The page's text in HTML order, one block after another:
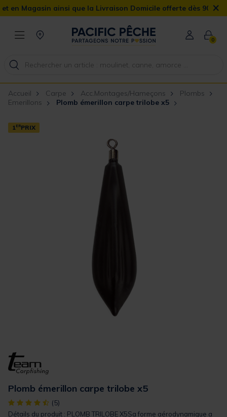
ainsi que la Livraison Domicile offerte dès 90€ ×
0
Accueil Carpe Acc.Montages/Hameçons
Plombs
Emerillons
Plomb émerillon carpe trilobe x5
1 ERPRIX
Plomb émerillon carpe trilobe x5
[object Object] out of 5 Customer Rating
(5)
Détails du produit : PLOMB TRILOBE X5Sa forme aérodynamique a